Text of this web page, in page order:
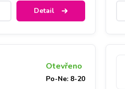
Detail
Otevřeno
Po-Ne: 8-20